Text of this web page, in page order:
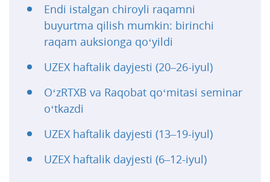
Endi istalgan chiroyli raqamni
buyurtma qilish mumkin: birinchi
raqam auksionga qo‘yildi
UZEX haftalik dayjesti (20–26-iyul)
O‘zRTXB va Raqobat qo‘mitasi seminar
o‘tkazdi
UZEX haftalik dayjesti (13–19-iyul)
UZEX haftalik dayjesti (6–12-iyul)